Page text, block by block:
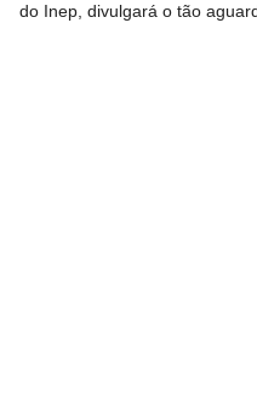
do Inep, divulgará o tão